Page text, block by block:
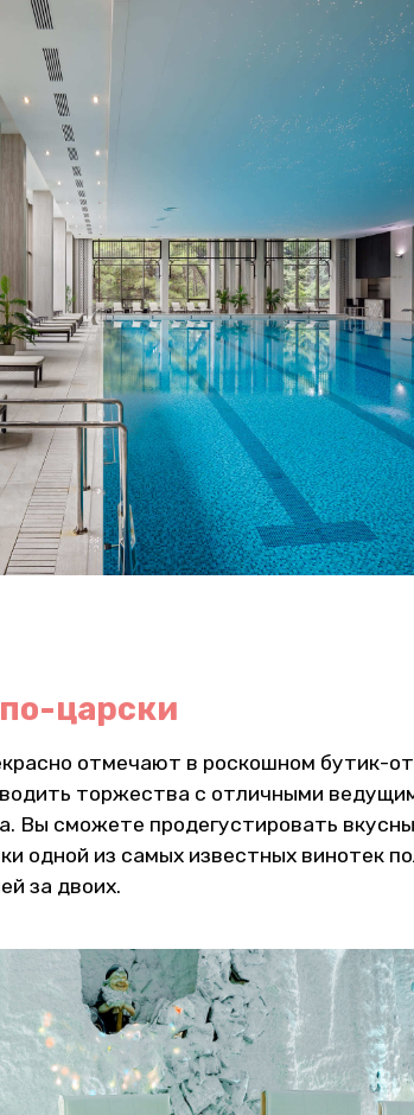
царски
отмечают в роскошном бутик-
торжества с отличными
Вы сможете продегустировать
одной из самых известных винотек
за двоих.